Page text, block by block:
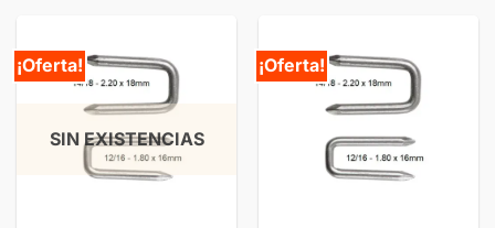
¡Oferta!
SIN EXISTENCIAS
¡Oferta!